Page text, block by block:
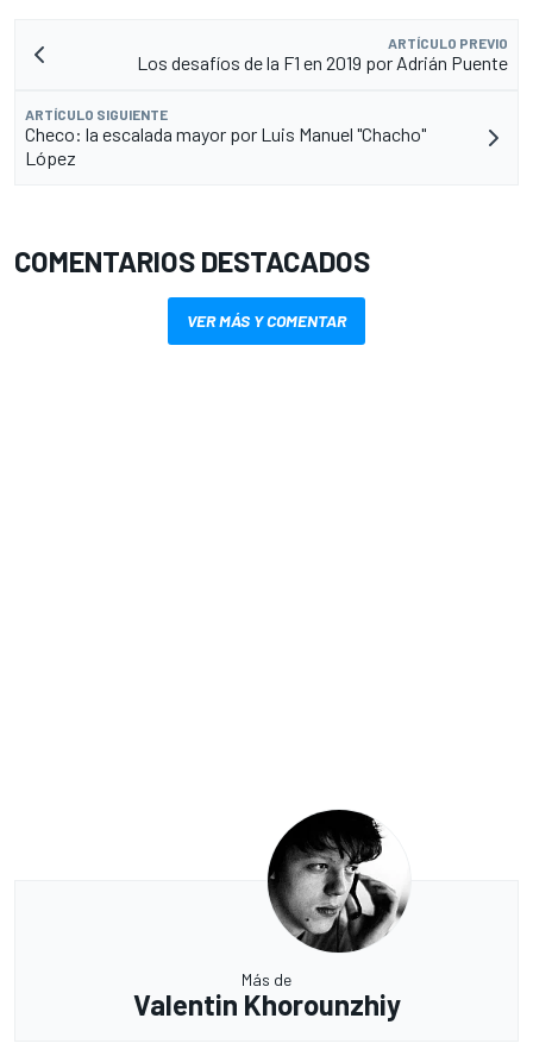
ARTÍCULO PREVIO
Los desafíos de la F1 en 2019 por Adrián Puente
ARTÍCULO SIGUIENTE
Checo: la escalada mayor por Luis Manuel "Chacho"
López
COMENTARIOS DESTACADOS
VER MÁS Y COMENTAR
Más de
Valentin Khorounzhiy